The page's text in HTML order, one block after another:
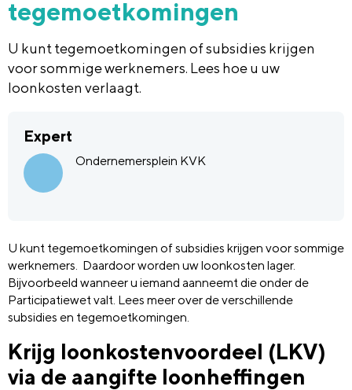
tegemoetkomingen
U kunt tegemoetkomingen of subsidies krijgen
voor sommige werknemers. Lees hoe u uw
loonkosten verlaagt.
Expert
Ondernemersplein KVK
U kunt tegemoetkomingen of subsidies krijgen voor sommige
werknemers. Daardoor worden uw loonkosten lager.
Bijvoorbeeld wanneer u iemand aanneemt die onder de
Participatiewet valt. Lees meer over de verschillende
subsidies en tegemoetkomingen.
Krijg loonkostenvoordeel (LKV)
via de aangifte loonheffingen